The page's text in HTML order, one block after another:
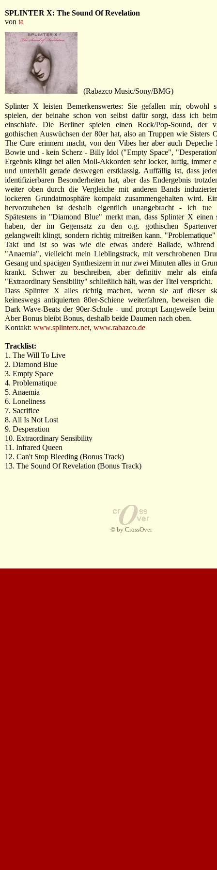
SPLINTER X: The Sound Of Revelation
von ta
(Rabazco Music/Sony/BMG)
Splinter X leisten Bemerkenswertes: Sie gefallen mir, obwohl
spielen, der beinahe schon von selbst dafür sorgt, dass ich
einschlafe. Die Berliner spielen einen Rock/Pop-Sound, der
gothischen Auswüchsen der 80er hat, also an Truppen wie Sisters
The Cure erinnern macht, von den Vibes her aber auch Depeche
Bowie und - kein Scherz - Billy Idol ("Empty Space",
Ergebnis klingt bei allen Moll-Akkorden sehr locker, luftig, immer
und unterhält gerade deswegen erstklassig. Auffällig ist, dass
identifizierbaren Besonderheiten hat, aber das Endergebnis
weiter oben durch die Vergleiche mit anderen Bands
lockeren Grundatmosphäre kompakt zusammengehalten wird.
hervorzuheben ist deshalb eigentlich unangebracht - ich tue
Spätestens in "Diamond Blue" merkt man, dass Splinter X einen
haben, der im Gegensatz zu den o.g. gothischen
gelangweilt klingt, sondern richtig mitreißen kann.
Takt und ist so was wie die etwas andere Ballade, während
"Anaemia", vielleicht mein Lieblingstrack, mit verschrobenen
Gesang und spacigen Synthesizern in nur zwei Minuten alles in
krankt. Schwer zu beschreiben, aber definitiv mehr als
"Extraordinary Sensibility" schließlich hält, was der Titel verspricht.
Dass Splinter X alles richtig machen, wenn sie auf dieser
keineswegs antiquierten 80er-Schiene weiterfahren, beweisen die
Dark Wave-Beats der 90er-Schule - und prompt Langeweile
Aber Bonus bleibt Bonus, deshalb beide Daumen nach oben.
Kontakt: www.splinterx.net, www.rabazco.de
Tracklist:
1. The Will To Live
2. Diamond Blue
3. Empty Space
4. Problematique
5. Anaemia
6. Loneliness
7. Sacrifice
8. All Is Not Lost
9. Desperation
10. Extraordinary Sensibility
11. Infrared Queen
12. Can't Stop Bleeding (Bonus Track)
13. The Sound Of Revelation (Bonus Track)
© by CrossOver